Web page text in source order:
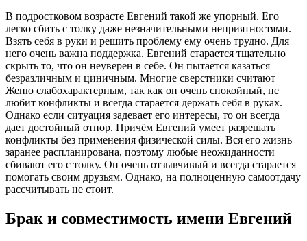
В подростковом возрасте Евгений такой же упорный. Его
легко сбить с толку даже незначительными неприятностями.
Взять себя в руки и решить проблему ему очень трудно. Для
него очень важна поддержка. Евгений старается тщательно
скрыть то, что он неуверен в себе. Он пытается казаться
безразличным и циничным. Многие сверстники считают
Женю слабохарактерным, так как он очень спокойный, не
любит конфликты и всегда старается держать себя в руках.
Однако если ситуация задевает его интересы, то он всегда
дает достойный отпор. Причём Евгений умеет разрешать
конфликты без применения физической силы. Вся его жизнь
заранее распланирована, поэтому любые неожиданности
сбивают его с толку. Он очень отзывчивый и всегда старается
помогать своим друзьям. Однако, на полноценную самоотдачу
рассчитывать не стоит.
Брак и совместимость имени Евгений